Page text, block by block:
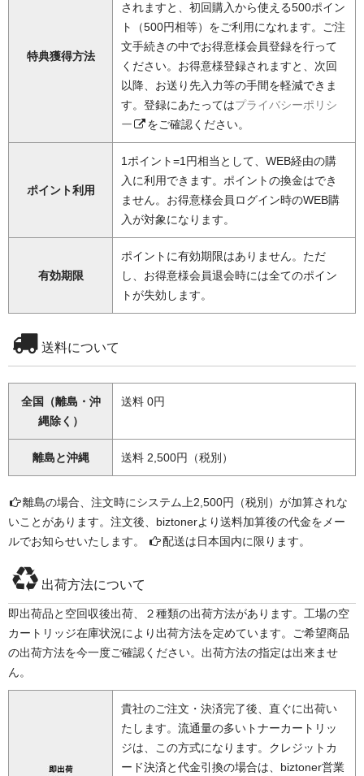
特典獲得方法
されますと、初回購入から使える500ポイン
ト（500円相等）をご利用になれます。ご注
文手続きの中でお得意様会員登録を行って
ください。お得意様登録されますと、次回
以降、お送り先入力等の手間を軽減できま
す。登録にあたってはプライバシーポリシ
ー
をご確認ください。
ポイント利用
1ポイント=1円相当として、WEB経由の購
入に利用できます。ポイントの換金はでき
ません。お得意様会員ログイン時のWEB購
入が対象になります。
有効期限
ポイントに有効期限はありません。ただ
し、お得意様会員退会時には全てのポイン
トが失効します。
送料について
全国（離島・沖
縄除く）
送料 0円
離島と沖縄 送料 2,500円（税別）
離島の場合、注文時にシステム上2,500円（税別）が加算されな
いことがあります。注文後、biztonerより送料加算後の代金をメー
ルでお知らせいたします。
配送は日本国内に限ります。
出荷方法について
即出荷品と空回収後出荷、２種類の出荷方法があります。工場の空
カートリッジ在庫状況により出荷方法を定めています。ご希望商品
の出荷方法を今一度ご確認ください。出荷方法の指定は出来ませ
ん。
貴社のご注文・決済完了後、直ぐに出荷い
たします。流通量の多いトナーカートリッ
ジは、この方式になります。クレジットカ
ード決済と代金引換の場合は、biztoner営業